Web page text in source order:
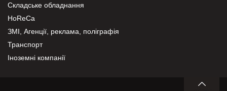
Складське обладнання
HoReCa
ЗМІ, Агенції, реклама, поліграфія
Транспорт
Іноземні компанії